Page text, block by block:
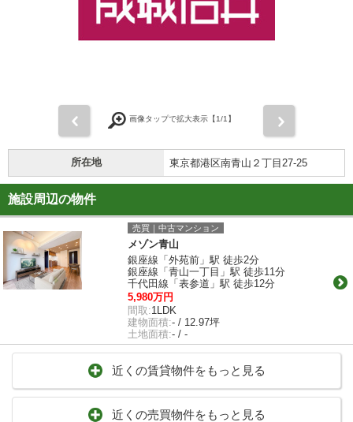
画像タップで拡大表示【1/1】
所在地 東京都港区南青山２丁目27-25
施設周辺の物件
売買｜中古マンション
メゾン青山
銀座線「外苑前」駅 徒歩2分
銀座線「青山一丁目」駅 徒歩11分
千代田線「表参道」駅 徒歩12分
5,980万円
間取:1LDK
建物面積:- / 12.97坪
土地面積:- / -
近くの賃貸物件をもっと見る
近くの売買物件をもっと見る